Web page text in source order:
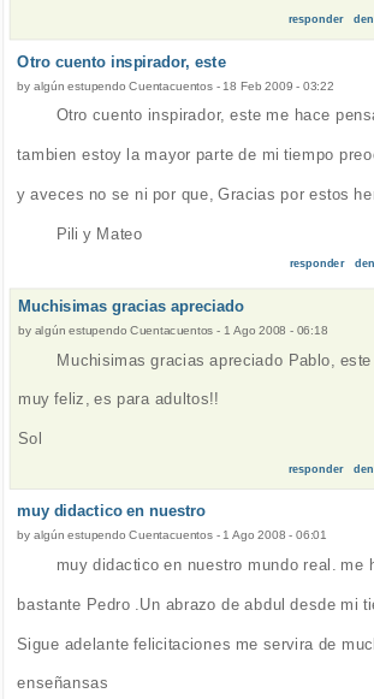
responder
Otro cuento inspirador, este
by algún estupendo Cuentacuentos- 18 Feb 2009 - 03:22
Otro cuento inspirador, este me hace
tambien estoy la mayor parte de mi tiempo
y aveces no se ni por que, Gracias por estos
Pili y Mateo
responder
Muchisimas gracias apreciado
by algún estupendo Cuentacuentos - 1 Ago 2008 - 06:18
Muchisimas gracias apreciado Pablo,
muy feliz, es para adultos!!
Sol
responder
muy didactico en nuestro
by algún estupendo Cuentacuentos- 1 Ago 2008 - 06:01
muy didactico en nuestro mundo real. me
bastante Pedro .Un abrazo de abdul desde mi
Sigue adelante felicitaciones me servira de
enseñansas